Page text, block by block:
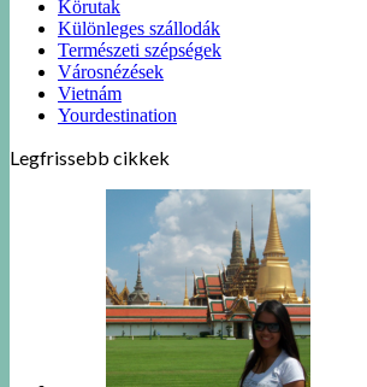
Körutak
Különleges szállodák
Természeti szépségek
Városnézések
Vietnám
Yourdestination
Legfrissebb cikkek